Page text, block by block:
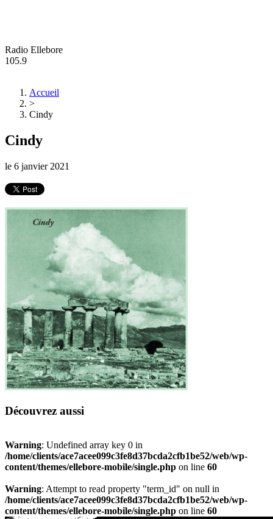
Radio Ellebore
105.9
Accueil
>
Cindy
Cindy
le 6 janvier 2021
Découvrez aussi
Warning: Undefined array key 0 in
/home/clients/ace7acee099c3fe8d37bcda2cfb1be52/web/wp-
content/themes/ellebore-mobile/single.php on line 60
Warning: Attempt to read property "term_id" on null in
/home/clients/ace7acee099c3fe8d37bcda2cfb1be52/web/wp-
content/themes/ellebore-mobile/single.php on line 60